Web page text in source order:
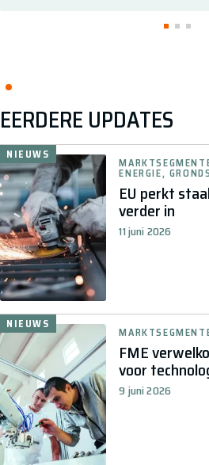
EERDERE UPDATES
EU perkt
verder in
11 juni 2026
ENERGIE,
NIEUWS
FME
voor
9 juni 2026
NIEUWS